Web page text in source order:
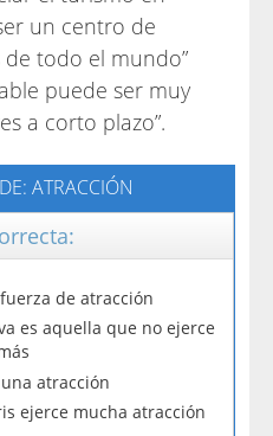
un centro de
todo el mundo”
puede ser muy
a corto plazo”.
ATRACCIÓN
de atracción
es aquella que no ejerce
atracción